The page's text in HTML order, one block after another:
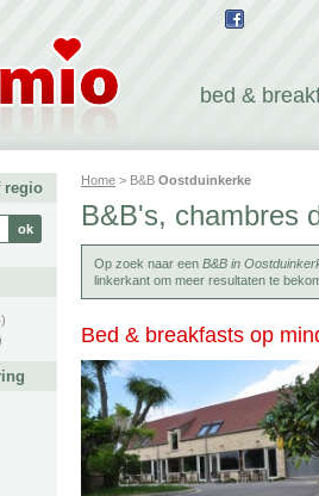
bed &
Home > B&B Oostduinkerke
B&B's, chambres
Op zoek naar een B&B in
linkerkant om meer resultaten te
Bed & breakfasts op
regio